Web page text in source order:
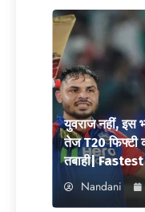
युवराज नहीं, इस
तेज T20 फिफ्टी
तबाही|
Nandani